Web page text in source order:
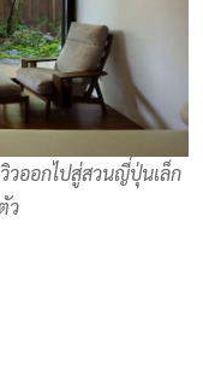
วออกไปสู่สวนญี่ปุ่นเล็ก
ว